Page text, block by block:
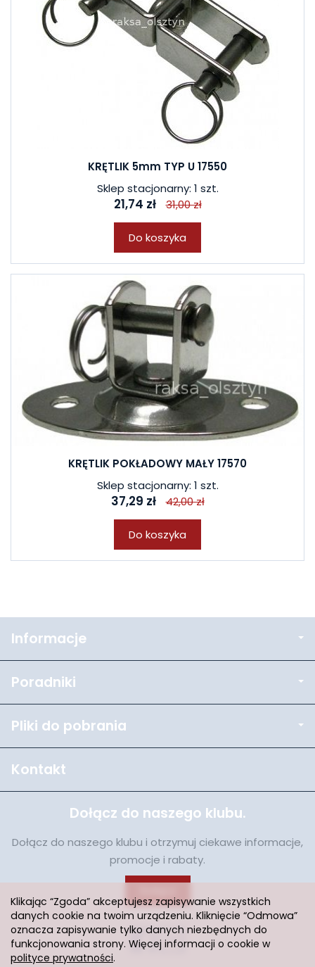
KRĘTLIK 5mm TYP U 17550
Sklep stacjonarny: 1 szt.
21,74 zł 31,00 zł
Do koszyka
KRĘTLIK POKŁADOWY MAŁY 17570
Sklep stacjonarny: 1 szt.
37,29 zł 42,00 zł
Do koszyka
Informacje
Poradniki
Pliki do pobrania
Kontakt
Dołącz do naszego klubu.
Dołącz do naszego klubu i otrzymuj ciekawe informacje,
promocje i rabaty.
Klikając “Zgoda” akceptujesz zapisywanie wszystkich
danych cookie na twoim urządzeniu. Kliknięcie “Odmowa”
oznacza zapisywanie tylko danych niezbędnych do
funkcjonowania strony. Więcej informacji o cookie w
polityce prywatności.